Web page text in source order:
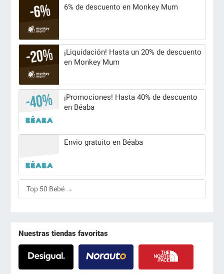
6% de descuento en Monkey Mum
¡Liquidación! Hasta un 20% de descuento
en Monkey Mum
¡Promociones! Hasta 40% de descuento
en Béaba
Envio gratuito en Béaba
Top 50 Bebé →
Nuestras tiendas favoritas